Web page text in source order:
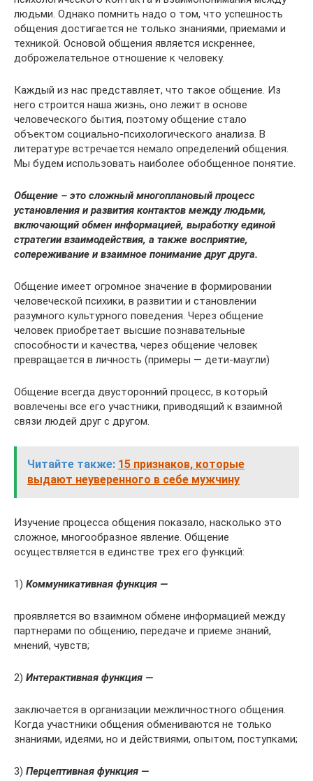
людьми. Однако помнить надо о том, что успешность
общения достигается не только знаниями, приемами и
техникой. Основой общения является искреннее,
доброжелательное отношение к человеку.
Каждый из нас представляет, что такое общение. Из
него строится наша жизнь, оно лежит в основе
человеческого бытия, поэтому общение стало
объектом социально-психологического анализа. В
литературе встречается немало определений общения.
Мы будем использовать наиболее обобщенное понятие.
Общение – это сложный многоплановый процесс
установления и развития контактов между людьми,
включающий обмен информацией, выработку единой
стратегии взаимодействия, а также восприятие,
сопереживание и взаимное понимание друг друга.
Общение имеет огромное значение в формировании
человеческой психики, в развитии и становлении
разумного культурного поведения. Через общение
человек приобретает высшие познавательные
способности и качества, через общение человек
превращается в личность (примеры — дети-маугли)
Общение всегда двусторонний процесс, в который
вовлечены все его участники, приводящий к взаимной
связи людей друг с другом.
Читайте также: 15 признаков, которые
выдают неуверенного в себе мужчину
Изучение процесса общения показало, насколько это
сложное, многообразное явление. Общение
осуществляется в единстве трех его функций:
1) Коммуникативная функция —
проявляется во взаимном обмене информацией между
партнерами по общению, передаче и приеме знаний,
мнений, чувств;
2) Интерактивная функция —
заключается в организации межличностного общения.
Когда участники общения обмениваются не только
знаниями, идеями, но и действиями, опытом, поступками;
3) Перцептивная функция —